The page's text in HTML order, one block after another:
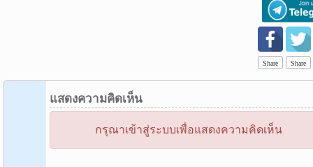
Share Share
แสดงความคิดเห็น
กรุณาเข้าสู่ระบบเพื่อแสดงความคิดเห็น